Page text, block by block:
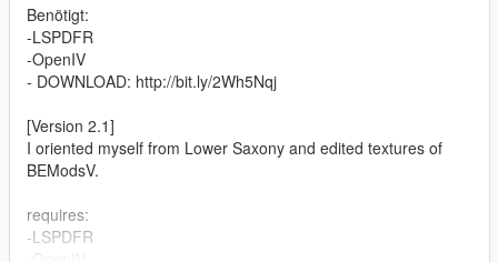
Benötigt:
-LSPDFR
-OpenIV
- DOWNLOAD: http://bit.ly/2Wh5Nqj
[Version 2.1]
I oriented myself from Lower Saxony and edited textures of
BEModsV.
requires:
-LSPDFR